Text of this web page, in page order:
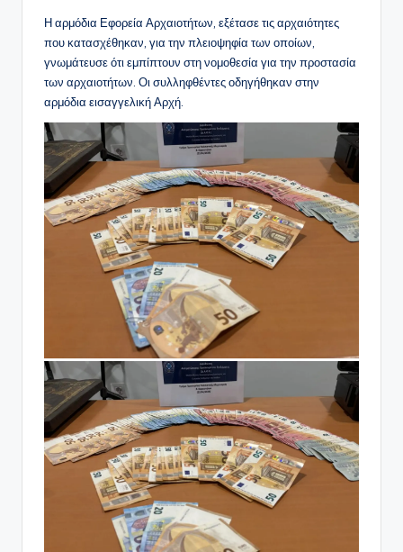
Η αρμόδια Εφορεία Αρχαιοτήτων, εξέτασε τις αρχαιότητες
που κατασχέθηκαν, για την πλειοψηφία των οποίων,
γνωμάτευσε ότι εμπίπτουν στη νομοθεσία για την προστασία
των αρχαιοτήτων. Οι συλληφθέντες οδηγήθηκαν στην
αρμόδια εισαγγελική Αρχή.